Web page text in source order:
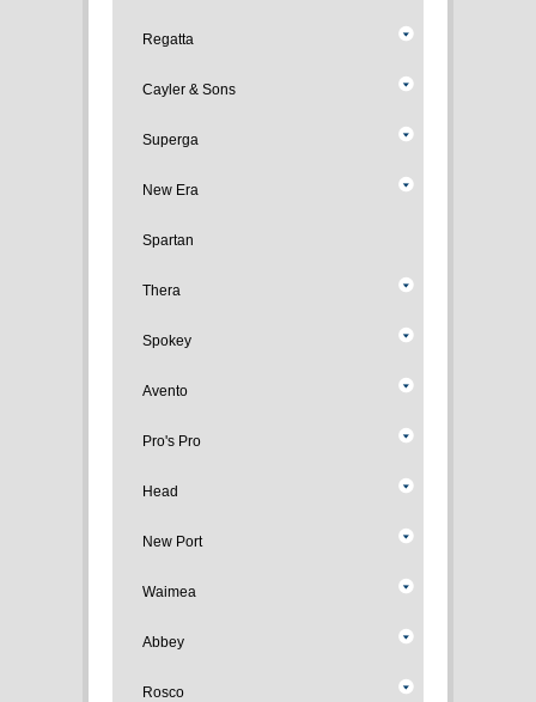
Regatta
Cayler & Sons
Superga
New Era
Spartan
Thera
Spokey
Avento
Pro's Pro
Head
New Port
Waimea
Abbey
Rosco